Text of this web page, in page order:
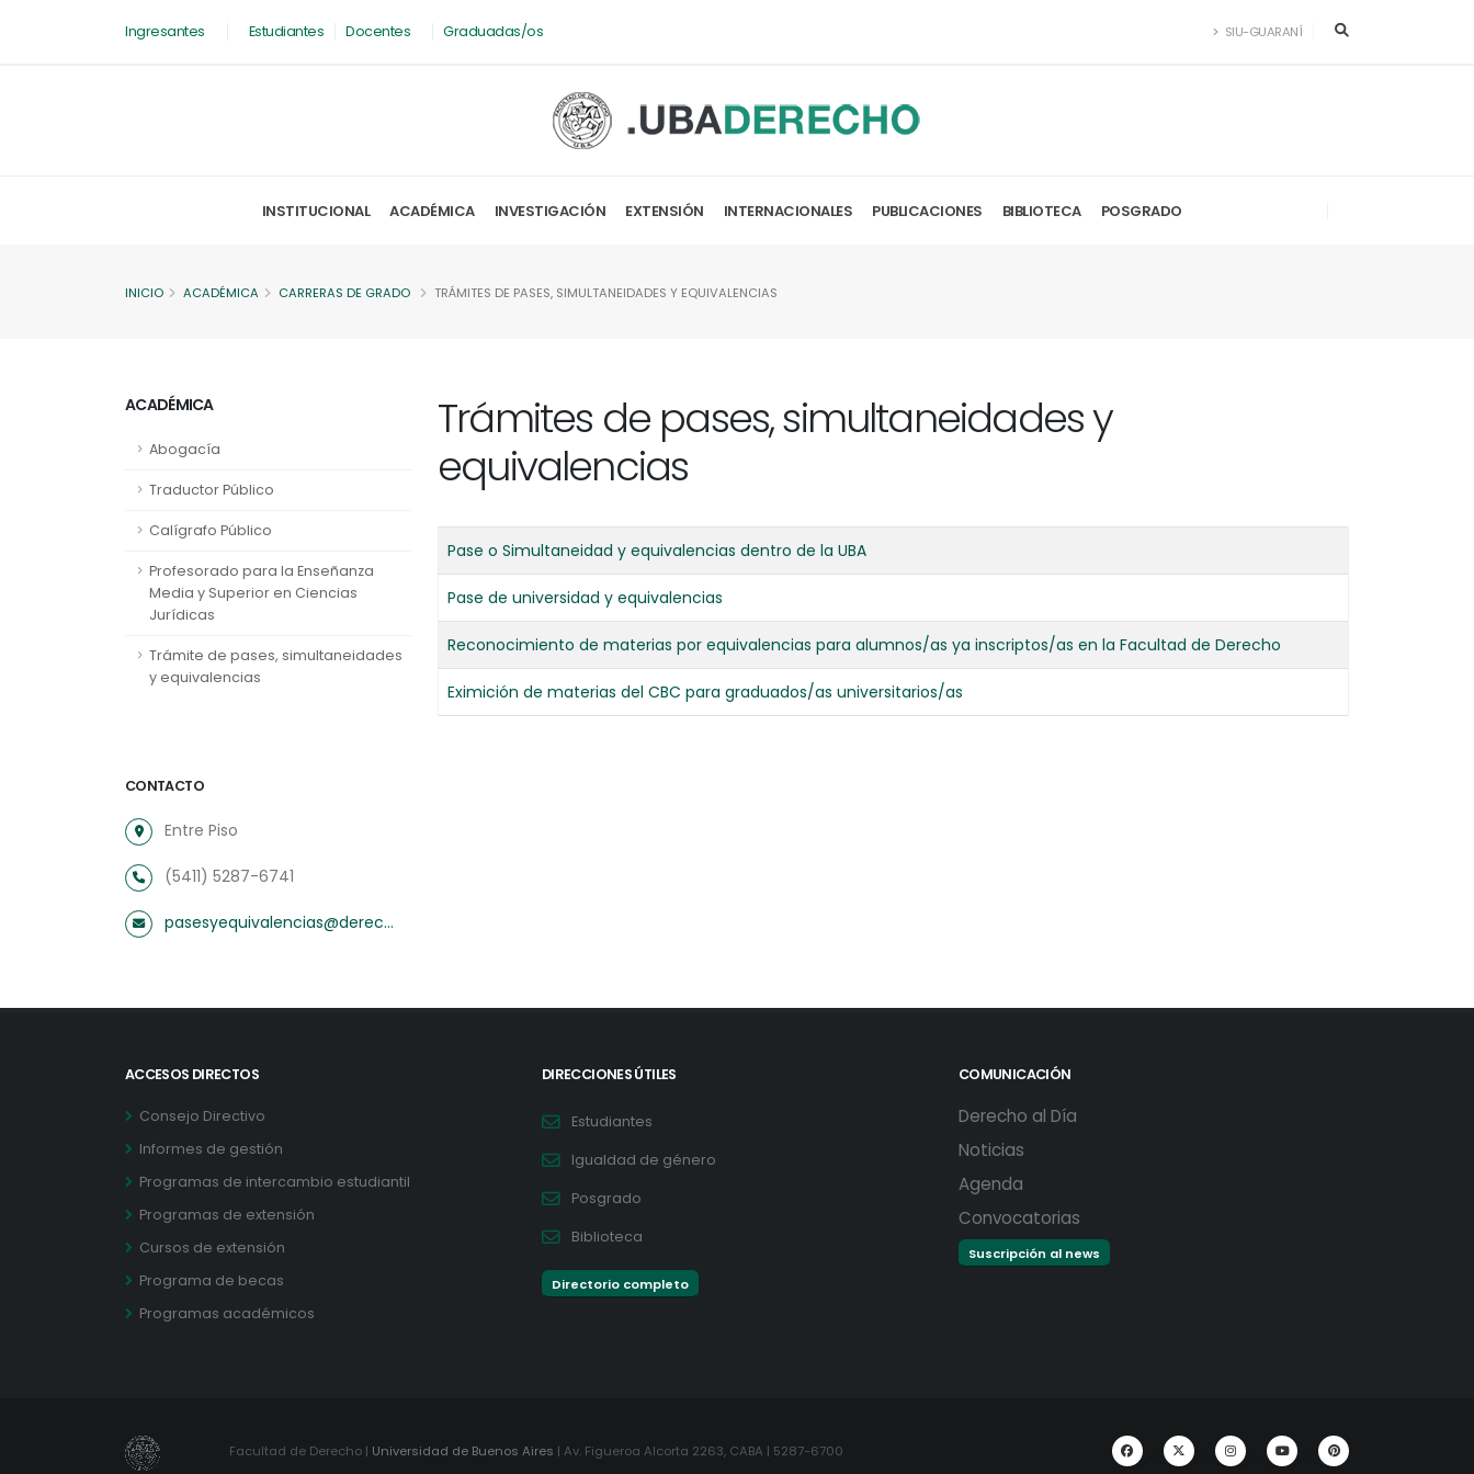
Ingresantes Estudiantes Docentes Graduadas/os SIU-GUARANÍ
INSTITUCIONAL ACADÉMICA INVESTIGACIÓN EXTENSIÓN INTERNACIONALES PUBLICACIONES BIBLIOTECA POSGRADO
INICIO ACADÉMICA CARRERAS DE GRADO TRÁMITES DE PASES, SIMULTANEIDADES Y EQUIVALENCIAS
ACADÉMICA
Abogacía
Traductor Público
Calígrafo Público
Profesorado para la Enseñanza
Media y Superior en Ciencias
Jurídicas
Trámite de pases, simultaneidades
y equivalencias
CONTACTO
Entre Piso
(5411) 5287-6741
pasesyequivalencias@derecho.uba.ar
Trámites de pases, simultaneidades y
equivalencias
Pase o Simultaneidad y equivalencias dentro de la UBA
Pase de universidad y equivalencias
Reconocimiento de materias por equivalencias para alumnos/as ya inscriptos/as en la Facultad de Derecho
Eximición de materias del CBC para graduados/as universitarios/as
ACCESOS DIRECTOS
Consejo Directivo
Informes de gestión
Programas de intercambio estudiantil
Programas de extensión
Cursos de extensión
Programa de becas
Programas académicos
DIRECCIONES ÚTILES
Estudiantes
Igualdad de género
Posgrado
Biblioteca
Directorio completo
COMUNICACIÓN
Derecho al Día
Noticias
Agenda
Convocatorias
Suscripción al news
Facultad de Derecho | Universidad de Buenos Aires | Av. Figueroa Alcorta 2263, CABA | 5287-6700